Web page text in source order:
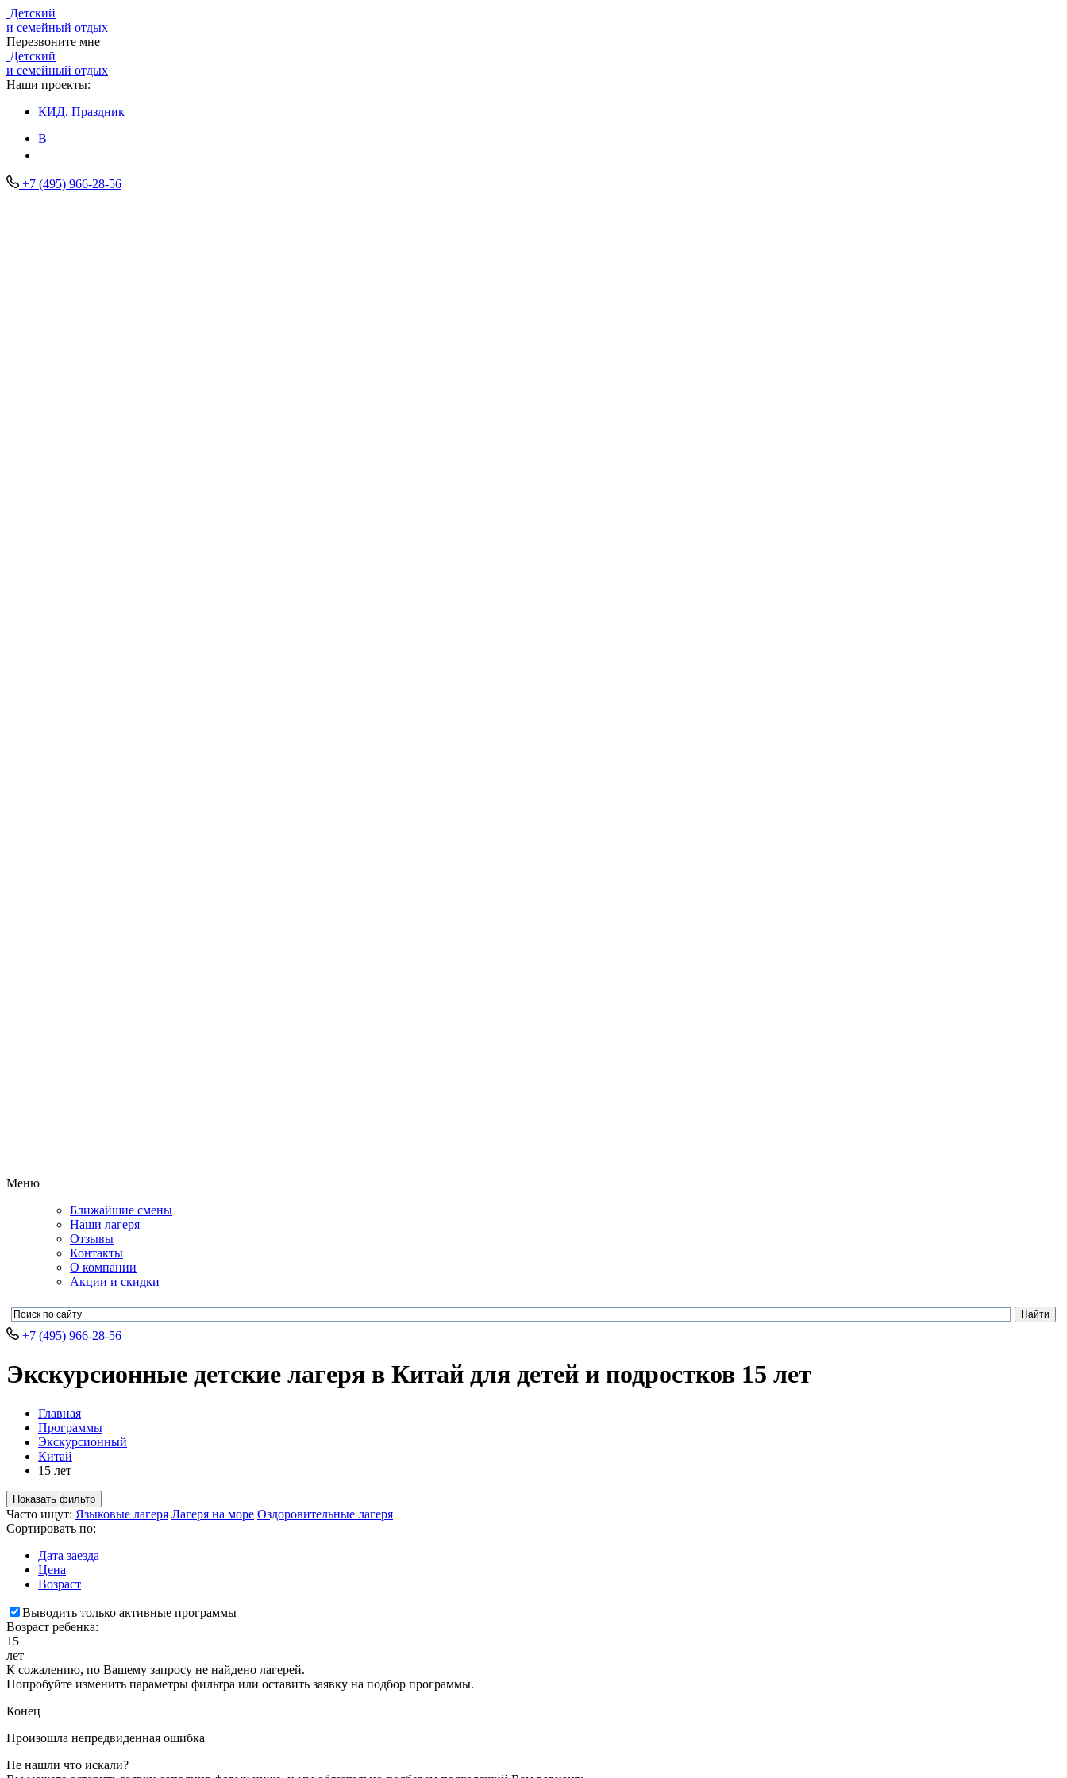
Детский
и семейный отдых
Перезвоните мне
Детский
и семейный отдых
Наши проекты:
КИД. Праздник
В
+7 (495) 966-28-56
Меню
Ближайшие смены
Наши лагеря
Отзывы
Контакты
О компании
Акции и скидки
+7 (495) 966-28-56
Экскурсионные детские лагеря в Китай для детей и подростков 15 лет
Главная
Программы
Экскурсионный
Китай
15 лет
Показать фильтр
Часто ищут: Языковые лагеря Лагеря на море Оздоровительные лагеря
Сортировать по:
Дата заезда
Цена
Возраст
Выводить только активные программы
Возраст ребенка:
15
лет
К сожалению, по Вашему запросу не найдено лагерей.
Попробуйте изменить параметры фильтра или оставить заявку на подбор программы.
Конец
Произошла непредвиденная ошибка
Не нашли что искали?